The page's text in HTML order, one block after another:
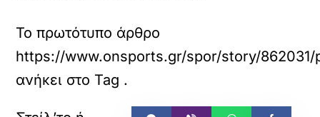
Το πρωτότυπο άρθρο
https://www.onsports.gr/spor/story/
ανήκει στο Tag .